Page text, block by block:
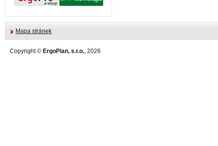
Mapa stránek
Copyright © ErgoPlan, s.r.o., 2026